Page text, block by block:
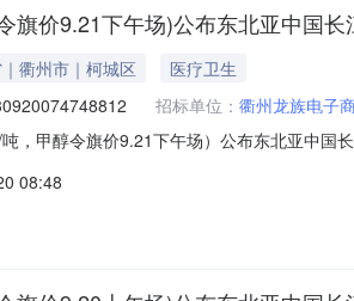
旗价9.21下午场)公布东北亚中国
衢州市｜柯城区
医疗卫生
招标单位： 衢州龙族电子
/吨，甲醇令旗价9.21下午场）公布东北亚中
北亚中国长江口“甲醇”中下游主体采购意向
08:48